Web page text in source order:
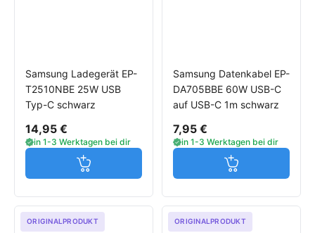
Samsung Ladegerät EP-
T2510NBE 25W USB
Typ-C schwarz
14,95 €
in 1-3 Werktagen bei dir
Jetzt in den Warenkorb
Samsung Datenkabel EP-
DA705BBE 60W USB-C
auf USB-C 1m schwarz
7,95 €
in 1-3 Werktagen bei dir
Jetzt in den
ORIGINALPRODUKT ORIGINALPRODUKT